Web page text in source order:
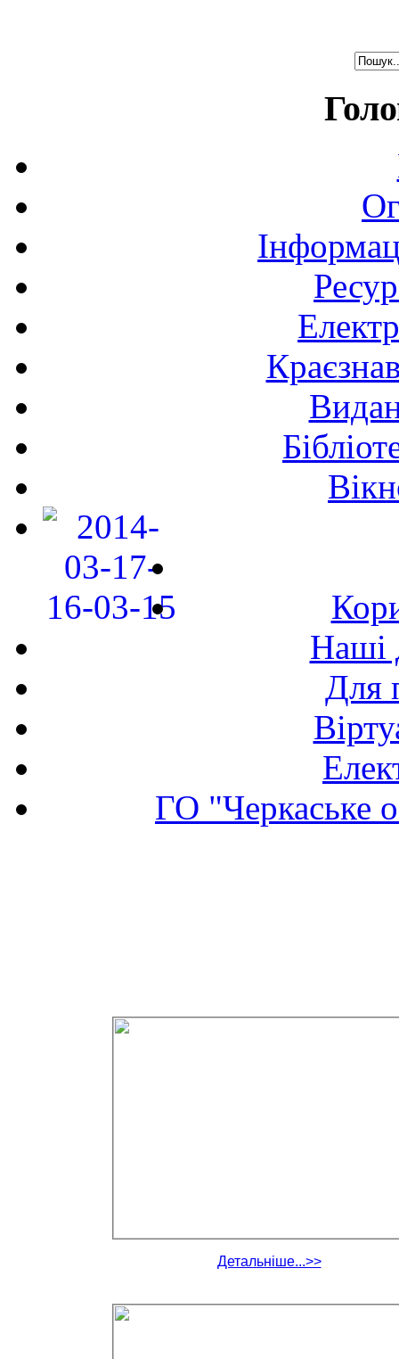
Наші
Для
ГО "Черкаське
Детальніше...>>